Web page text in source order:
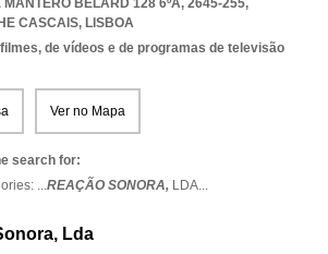
MANTERO BELARD 128 6ºA, 2645-255,
CASCAIS, LISBOA
de vídeos e de programas de televisão
Ver no Mapa
search for:
...REAÇÃO SONORA, LDA...
Lda